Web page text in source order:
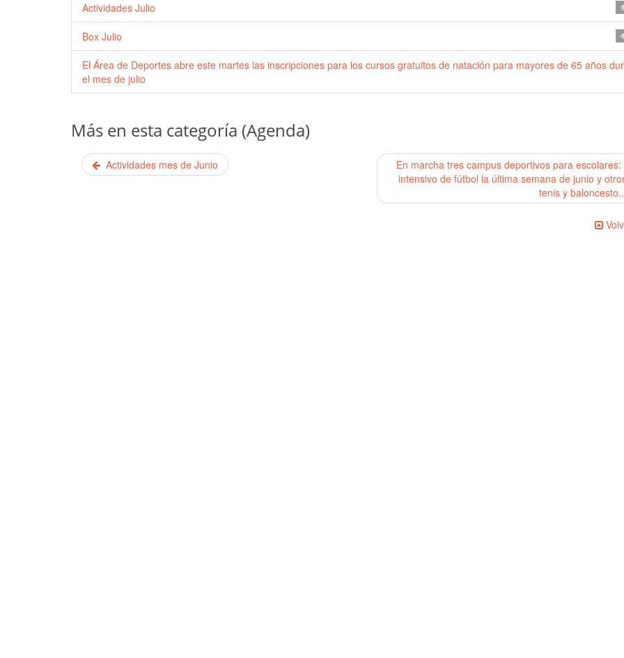
Actividades Julio
Box Julio
El Área de Deportes abre este martes las inscripciones para los cursos gratuitos de natación para mayores de 65 años
el mes de julio
Más en esta categoría (Agenda)
Actividades mes de Junio
En marcha tres campus deportivos para escolares:
intensivo de fútbol la última semana de junio y
tenis y